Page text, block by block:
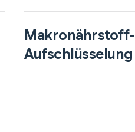
Makronährstoff-
Aufschlüsselung